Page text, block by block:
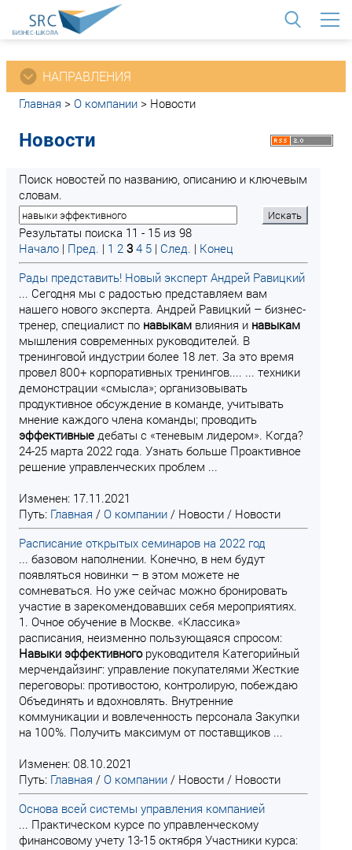
НАПРАВЛЕНИЯ
Главная > О компании > Новости
Новости
Поиск новостей по названию, описанию и ключевым
словам.
Результаты поиска 11 - 15 из 98
Начало | Пред. | 1 2 3 4 5 | След. | Конец
Рады представить! Новый эксперт Андрей Равицкий
... Сегодня мы с радостью представляем вам
нашего нового эксперта. Андрей Равицкий – бизнес-
тренер, специалист по навыкам влияния и навыкам
мышления современных руководителей. В
тренинговой индустрии более 18 лет. За это время
провел 800+ корпоративных тренингов.... ... техники
демонстрации «смысла»; организовывать
продуктивное обсуждение в команде, учитывать
мнение каждого члена команды; проводить
эффективные дебаты с «теневым лидером». Когда?
24-25 марта 2022 года. Узнать больше Проактивное
решение управленческих проблем ...
Изменен: 17.11.2021
Путь: Главная / О компании / Новости / Новости
Расписание открытых семинаров на 2022 год
... базовом наполнении. Конечно, в нем будут
появляться новинки – в этом можете не
сомневаться. Но уже сейчас можно бронировать
участие в зарекомендовавших себя мероприятиях.
1. Очное обучение в Москве. «Классика»
расписания, неизменно пользующаяся спросом:
Навыки эффективногоруководителя Категорийный
мерчендайзинг: управление покупателями Жесткие
переговоры: противостою, контролирую, побеждаю
Объединять и вдохновлять. Внутренние
коммуникации и вовлеченность персонала Закупки
на 100%. Получить максимум от поставщиков ...
Изменен: 08.10.2021
Путь: Главная / О компании / Новости / Новости
Основа всей системы управления компанией
... Практическом курсе по управленческому
финансовому учету 13-15 октября Участники курса: